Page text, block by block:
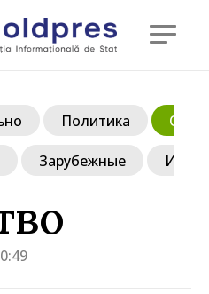
Политика
Зарубежные